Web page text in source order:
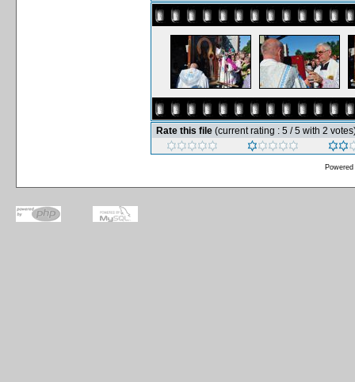
Rate this file (current rating : 5 / 5 with 2